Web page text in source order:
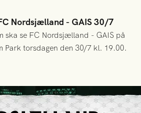
Nordsjælland - GAIS 30/7
ska se FC Nordsjælland - GAIS på
Park torsdagen den 30/7 kl. 19.00.